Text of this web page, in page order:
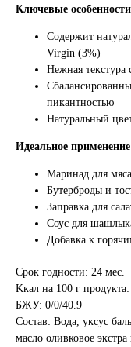
Ключевые
Содержит
Virgin (3%)
Нежная
пикантностью
Натуральный
Идеальное
Маринад для
Бутерброды и
Заправка для
Соус для
Добавка к
Срок годности: 24 мес.
Kкал на 100 г
БЖУ: 0/0/40.9
Состав: Вода, уксус
масло оливковое